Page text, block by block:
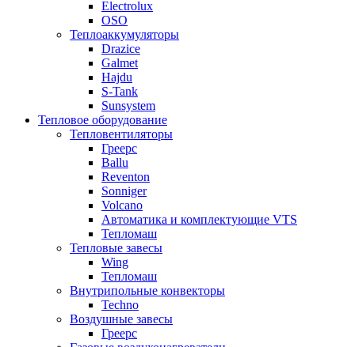
Electrolux
OSO
Теплоаккумуляторы
Drazice
Galmet
Hajdu
S-Tank
Sunsystem
Тепловое оборудование
Тепловентиляторы
Греерс
Ballu
Reventon
Sonniger
Volcano
Автоматика и комплектующие VTS
Тепломаш
Тепловые завесы
Wing
Тепломаш
Внутрипольные конвекторы
Techno
Воздушные завесы
Греерс